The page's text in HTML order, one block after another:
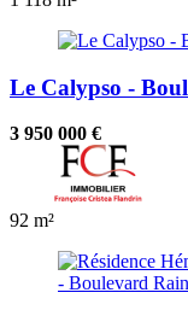
Le Calypso -
3 950 000 €
92 m²